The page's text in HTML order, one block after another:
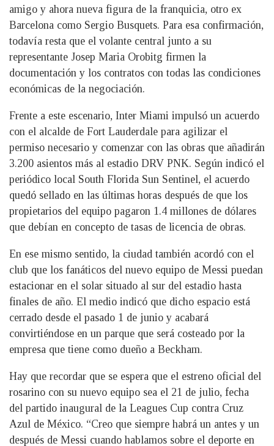
amigo y ahora nueva figura de la franquicia, otro ex
Barcelona como Sergio Busquets. Para esa confirmación,
todavía resta que el volante central junto a su
representante Josep Maria Orobitg firmen la
documentación y los contratos con todas las condiciones
económicas de la negociación.
Frente a este escenario, Inter Miami impulsó un acuerdo
con el alcalde de Fort Lauderdale para agilizar el
permiso necesario y comenzar con las obras que añadirán
3.200 asientos más al estadio DRV PNK. Según indicó el
periódico local South Florida Sun Sentinel, el acuerdo
quedó sellado en las últimas horas después de que los
propietarios del equipo pagaron 1.4 millones de dólares
que debían en concepto de tasas de licencia de obras.
En ese mismo sentido, la ciudad también acordó con el
club que los fanáticos del nuevo equipo de Messi puedan
estacionar en el solar situado al sur del estadio hasta
finales de año. El medio indicó que dicho espacio está
cerrado desde el pasado 1 de junio y acabará
convirtiéndose en un parque que será costeado por la
empresa que tiene como dueño a Beckham.
Hay que recordar que se espera que el estreno oficial del
rosarino con su nuevo equipo sea el 21 de julio, fecha
del partido inaugural de la Leagues Cup contra Cruz
Azul de México. “Creo que siempre habrá un antes y un
después de Messi cuando hablamos sobre el deporte en